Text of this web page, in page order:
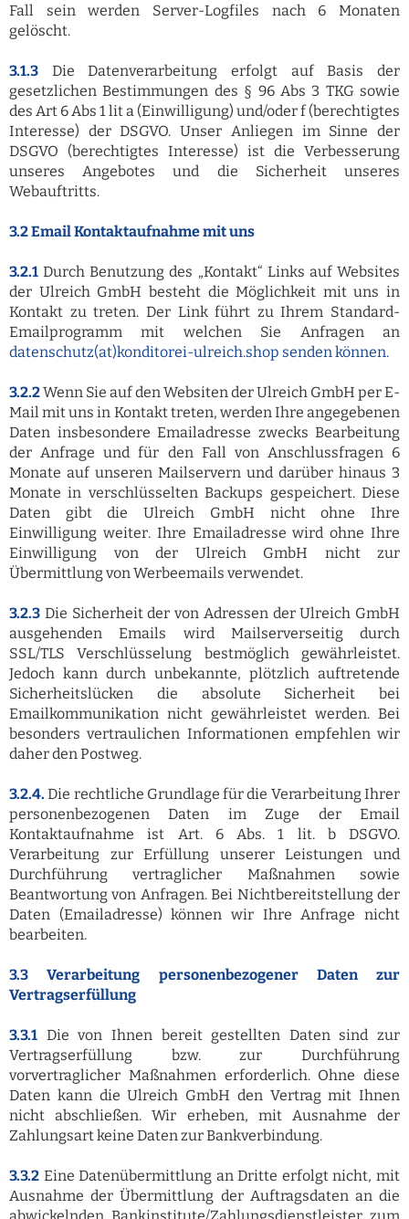
Fall sein werden Server-Logfiles nach 6 Monaten
gelöscht.
3.1.3
Die Datenverarbeitung erfolgt auf Basis der
gesetzlichen Bestimmungen des § 96 Abs 3 TKG sowie
des Art 6 Abs 1 lit a (Einwilligung) und/oder f (berechtigtes
Interesse) der DSGVO. Unser Anliegen im Sinne der
DSGVO (berechtigtes Interesse) ist die Verbesserung
unseres Angebotes und die Sicherheit unseres
Webauftritts.
3.2 Email Kontaktaufnahme mit uns
3.2.1 Durch Benutzung des „Kontakt“ Links auf Websites
der Ulreich GmbH besteht die Möglichkeit mit uns in
Kontakt zu treten. Der Link führt zu Ihrem Standard-
Emailprogramm mit welchen Sie Anfragen an
datenschutz(at)konditorei-ulreich.shop senden können.
3.2.2Wenn Sie auf den Websiten der Ulreich GmbH per E-
Mail mit uns in Kontakt treten, werden Ihre angegebenen
Daten insbesondere Emailadresse zwecks Bearbeitung
der Anfrage und für den Fall von Anschlussfragen 6
Monate auf unseren Mailservern und darüber hinaus 3
Monate in verschlüsselten Backups gespeichert. Diese
Daten gibt die Ulreich GmbH nicht ohne Ihre
Einwilligung weiter. Ihre Emailadresse wird ohne Ihre
Einwilligung von der Ulreich GmbH nicht zur
Übermittlung von Werbeemails verwendet.
3.2.3 Die Sicherheit der von Adressen der Ulreich GmbH
ausgehenden Emails wird Mailserverseitig durch
SSL/TLS Verschlüsselung bestmöglich gewährleistet.
Jedoch kann durch unbekannte, plötzlich auftretende
Sicherheitslücken die absolute Sicherheit bei
Emailkommunikation nicht gewährleistet werden. Bei
besonders vertraulichen Informationen empfehlen wir
daher den Postweg.
3.2.4. Die rechtliche Grundlage für die Verarbeitung Ihrer
personenbezogenen Daten im Zuge der Email
Kontaktaufnahme ist Art. 6 Abs. 1 lit. b DSGVO.
Verarbeitung zur Erfüllung unserer Leistungen und
Durchführung vertraglicher Maßnahmen sowie
Beantwortung von Anfragen. Bei Nichtbereitstellung der
Daten (Emailadresse) können wir Ihre Anfrage nicht
bearbeiten.
3.3 Verarbeitung personenbezogener Daten zur
Vertragserfüllung
3.3.1 Die von Ihnen bereit gestellten Daten sind zur
Vertragserfüllung bzw. zur Durchführung
vorvertraglicher Maßnahmen erforderlich. Ohne diese
Daten kann die Ulreich GmbH den Vertrag mit Ihnen
nicht abschließen. Wir erheben, mit Ausnahme der
Zahlungsart keine Daten zur Bankverbindung.
3.3.2 Eine Datenübermittlung an Dritte erfolgt nicht, mit
Ausnahme der Übermittlung der Auftragsdaten an die